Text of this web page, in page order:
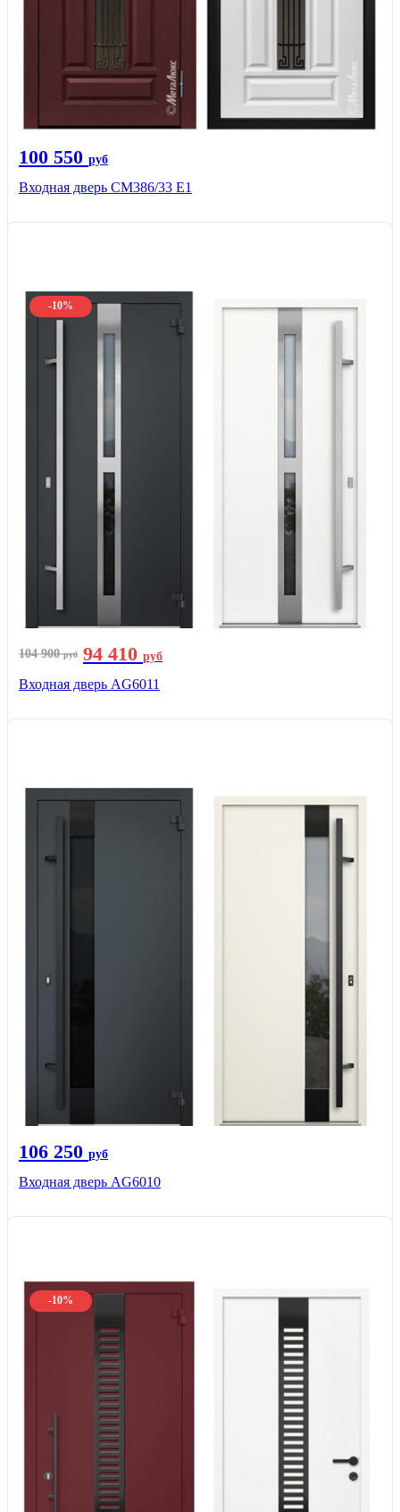
100 550 руб
Входная дверь СМ386/33 Е1
-10%
104 900руб 94 410 руб
Входная дверь AG6011
106 250 руб
Входная дверь AG6010
-10%